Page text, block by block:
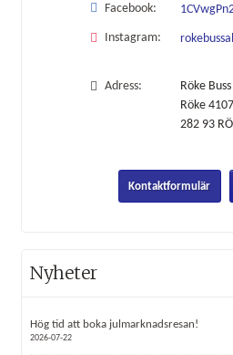
Facebook:
Instagram:
Adress:
Röke
Röke 4107
282 93
Kontaktformulär
Nyheter
Hög tid att boka julmarknadsresan!
2026-07-22